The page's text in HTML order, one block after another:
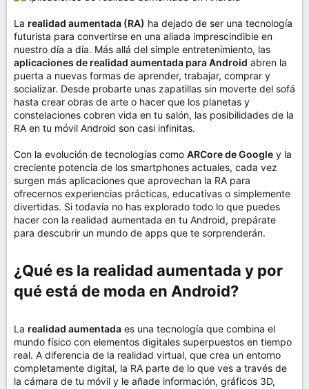
l
e
m
a
La realidad aumentada (RA) ha dejado de ser una tecnología
futurista para convertirse en una aliada imprescindible en
nuestro día a día. Más allá del simple entretenimiento, las
aplicaciones de realidad aumentada para Android abren la
puerta a nuevas formas de aprender, trabajar, comprar y
socializar. Desde probarte unas zapatillas sin moverte del sofá
hasta crear obras de arte o hacer que los planetas y
constelaciones cobren vida en tu salón, las posibilidades de la
RA en tu móvil Android son casi infinitas.
Con la evolución de tecnologías como ARCore de Google y la
creciente potencia de los smartphones actuales, cada vez
surgen más aplicaciones que aprovechan la RA para
ofrecernos experiencias prácticas, educativas o simplemente
divertidas. Si todavía no has explorado todo lo que puedes
hacer con la realidad aumentada en tu Android, prepárate
para descubrir un mundo de apps que te sorprenderán.
¿Qué es la realidad aumentada y por
qué está de moda en Android?​
La realidad aumentada es una tecnología que combina el
mundo físico con elementos digitales superpuestos en tiempo
real. A diferencia de la realidad virtual, que crea un entorno
completamente digital, la RA parte de lo que ves a través de
la cámara de tu móvil y le añade información, gráficos 3D,